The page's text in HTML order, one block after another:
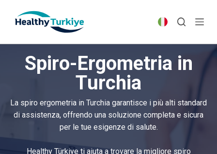
p
n
Spiro-Ergometria in
Turchia
La spiro ergometria in Turchia garantisce i più alti standard
di assistenza, offrendo una soluzione completa e sicura
per le tue esigenze di salute.
Healthy Türkiye ti aiuta a trovare la migliore spiro